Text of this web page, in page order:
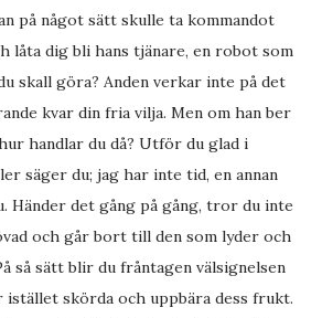
på något sätt skulle ta kommandot
låta dig bli hans tjänare, en robot som
skall göra? Anden verkar inte på det
kvar din fria vilja. Men om han ber
handlar du då? Utför du glad i
säger du; jag har inte tid, en annan
Händer det gång på gång, tror du inte
och går bort till den som lyder och
så sätt blir du fråntagen välsignelsen
istället skörda och uppbära dess frukt.